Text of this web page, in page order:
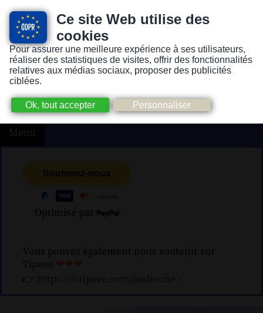
Ce site Web utilise des
cookies
Pour assurer une meilleure expérience à ses utilisateurs,
réaliser des statistiques de visites, offrir des fonctionnalités
relatives aux médias sociaux, proposer des publicités
ciblées.
Version pour personnes mal-voyantes ou non-voyantes
Menu
Optimisé par
Vous pouvez également nous soutenir sur
Tipeee
👉
-